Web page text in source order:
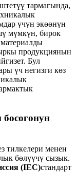
тармагында,
үчүн экөөнүн
мүмкүн, бирок
продукциянын
Бул
үч негизги көз
тилкелери менен
бөлүүчү сызык.
(IEC)стандарт